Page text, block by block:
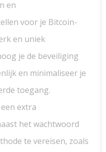
en
voor je Bitcoin-
en uniek
je de beveiliging
en minimaliseer je
toegang.
extra
het wachtwoord
te vereisen, zoals